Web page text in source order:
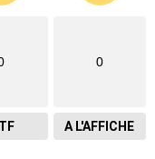
0
A L'AFFICHE